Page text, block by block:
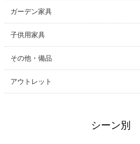
ガーデン家具
子供用家具
その他・備品
アウトレット
シーン別